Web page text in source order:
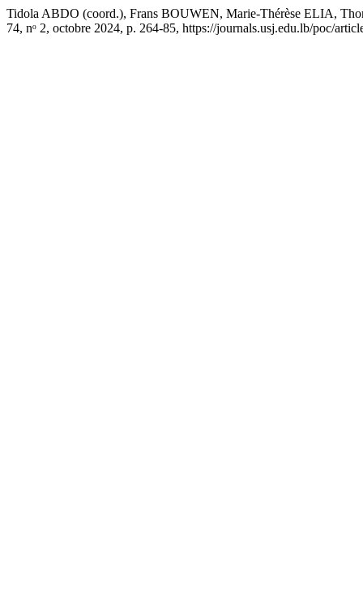
Tidola ABDO (coord.), Frans BOUWEN, Marie-Thérèse ELIA,
74, nᵒ 2, octobre 2024, p. 264-85, https://journals.usj.edu.lb/poc/